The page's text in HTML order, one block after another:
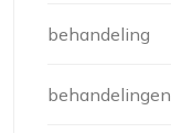
behandeling
behandelingen